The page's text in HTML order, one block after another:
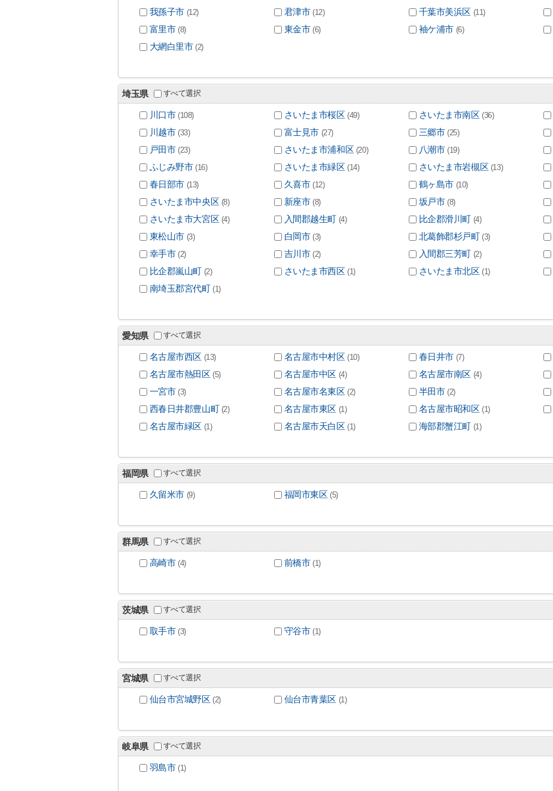
我孫子市 (12) 君津市 (12) 千葉市美浜区 (11)
富里市 (8) 東金市 (6) 袖ケ浦市 (6)
大網白里市 (2)
埼玉県 すべて選択
川口市 (108) さいたま市桜区 (49) さいたま市南区 (36)
川越市 (33) 富士見市 (27) 三郷市 (25)
戸田市 (23) さいたま市浦和区 (20) 八潮市 (19)
ふじみ野市 (16) さいたま市緑区 (14) さいたま市岩槻区 (13)
春日部市 (13) 久喜市 (12) 鶴ヶ島市 (10)
さいたま市中央区 (8) 新座市 (8) 坂戸市 (8)
さいたま市大宮区 (4) 入間郡越生町 (4) 比企郡滑川町 (4)
東松山市 (3) 白岡市 (3) 北葛飾郡杉戸町 (3)
幸手市 (2) 吉川市 (2) 入間郡三芳町 (2)
比企郡嵐山町 (2) さいたま市西区 (1) さいたま市北区 (1)
南埼玉郡宮代町 (1)
愛知県 すべて選択
名古屋市西区 (13) 名古屋市中村区 (10) 春日井市 (7)
名古屋市熱田区 (5) 名古屋市中区 (4) 名古屋市南区 (4)
一宮市 (3) 名古屋市名東区 (2) 半田市 (2)
西春日井郡豊山町 (2) 名古屋市東区 (1) 名古屋市昭和区 (1)
名古屋市緑区 (1) 名古屋市天白区 (1) 海部郡蟹江町 (1)
福岡県 すべて選択
久留米市 (9) 福岡市東区 (5)
群馬県 すべて選択
高崎市 (4) 前橋市 (1)
茨城県 すべて選択
取手市 (3) 守谷市 (1)
宮城県 すべて選択
仙台市宮城野区 (2) 仙台市青葉区 (1)
岐阜県 すべて選択
羽島市 (1)